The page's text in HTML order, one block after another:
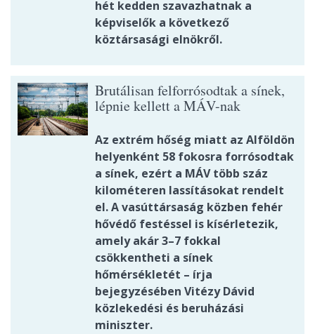
hét kedden szavazhatnak a
képviselők a következő
köztársasági elnökről.
Brutálisan felforrósodtak a sínek,
lépnie kellett a MÁV-nak
Az extrém hőség miatt az Alföldön
helyenként 58 fokosra forrósodtak
a sínek, ezért a MÁV több száz
kilométeren lassításokat rendelt
el. A vasúttársaság közben fehér
hővédő festéssel is kísérletezik,
amely akár 3–7 fokkal
csökkentheti a sínek
hőmérsékletét – írja
bejegyzésében Vitézy Dávid
közlekedési és beruházási
miniszter.